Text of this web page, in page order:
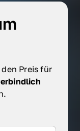
Preis für